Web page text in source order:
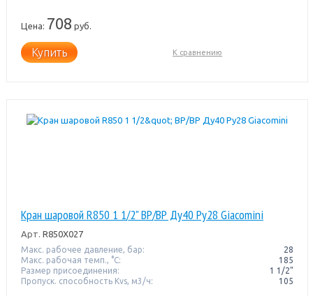
Цена: 708 руб.
Купить К сравнению
Кран шаровой R850 1 1/2" ВР/ВР Ду40 Pу28 Giacomini
Арт. R850X027
Макс. рабочее давление, бар:
28
Макс. рабочая темп., °С:
185
Размер присоединения:
1 1/2"
Пропуск. способность Kvs, м3/ч:
105